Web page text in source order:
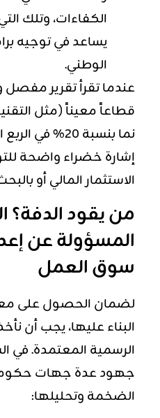
الكفاءات، وتلك
يساعد في توجيه
الوطني.
عندما تقرأ تقرير
قطاعاً معيناً (مثل
نما بنسبة 20%
إشارة خضراء واضحة
الاستثمار المالي أو
من يقود الدفة؟
المسؤولة عن
سوق العمل
لضمان الحصول على
البناء عليها، يجب أن
الرسمية المعتمدة. في
جهود عدة جهات حكومية
الضخمة وتحليلها: